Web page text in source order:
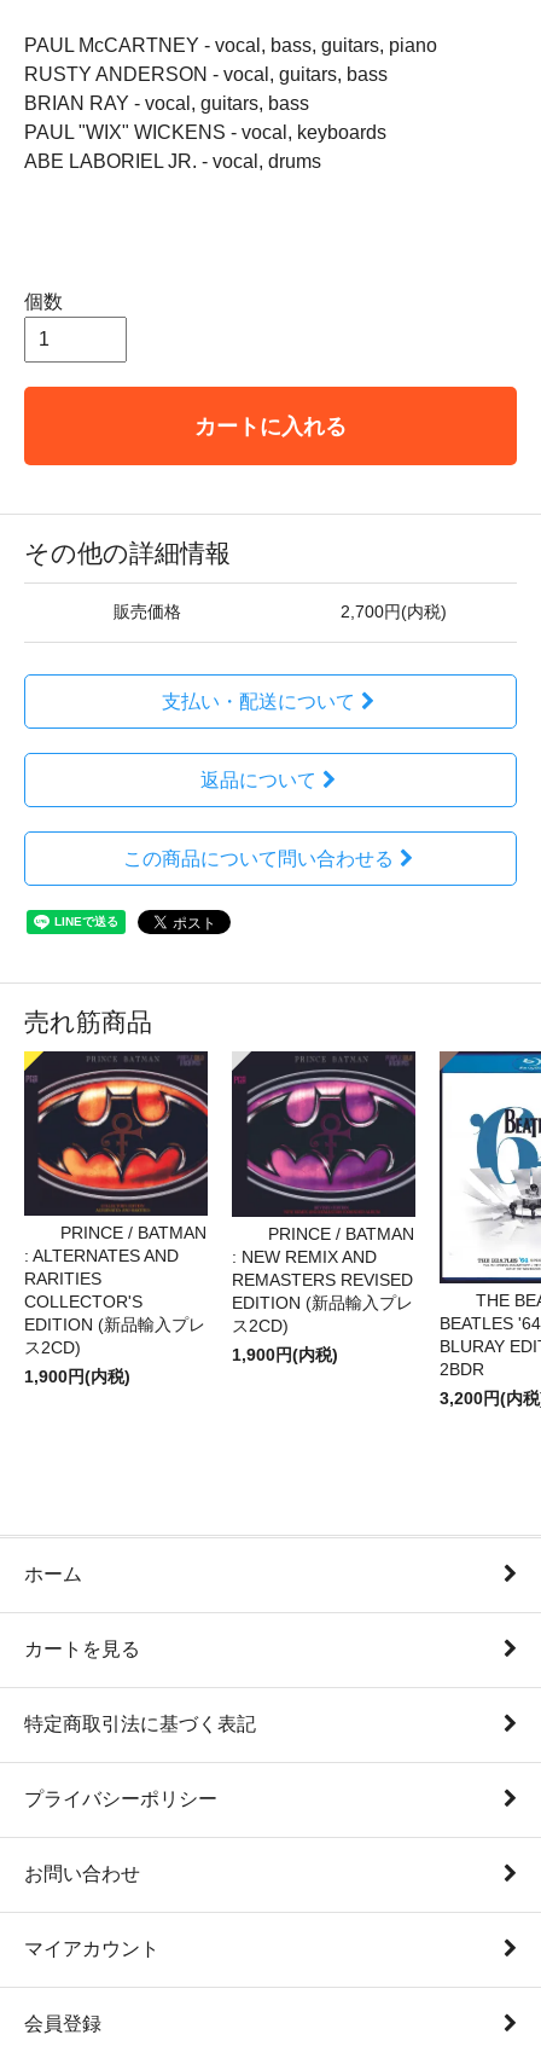
PAUL McCARTNEY - vocal, bass, guitars, piano
RUSTY ANDERSON - vocal, guitars, bass
BRIAN RAY - vocal, guitars, bass
PAUL "WIX" WICKENS - vocal, keyboards
ABE LABORIEL JR. - vocal, drums
個数
カートに入れる
その他の詳細情報
販売価格 2,700円(内税)
支払い・配送について
返品について
この商品について問い合わせる
売れ筋商品
PRINCE / BATMAN
: ALTERNATES AND
RARITIES
COLLECTOR'S
EDITION (新品輸入プレ
ス2CD)
1,900円(内税)
PRINCE / BATMAN
: NEW REMIX AND
REMASTERS REVISED
EDITION (新品輸入プレ
ス2CD)
1,900円(内税)
THE
BEATLES
BLURAY
2BDR
3,200円(内
ホーム
カートを見る
特定商取引法に基づく表記
プライバシーポリシー
お問い合わせ
マイアカウント
会員登録